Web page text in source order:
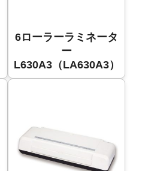
6ローラーラミネータ
ー
L630A3（LA630A3）